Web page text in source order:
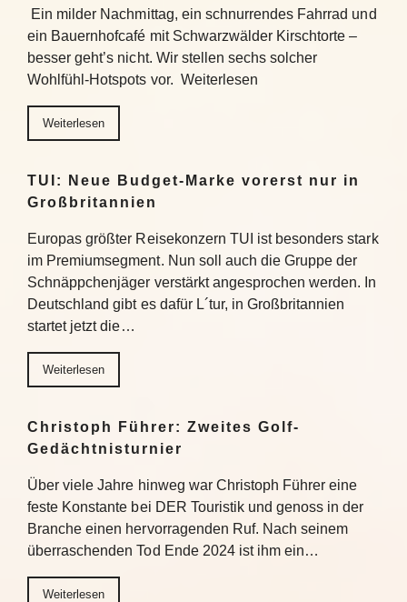
Ein milder Nachmittag, ein schnurrendes Fahrrad und
ein Bauernhofcafé mit Schwarzwälder Kirschtorte –
besser geht’s nicht. Wir stellen sechs solcher
Wohlfühl-Hotspots vor. Weiterlesen
Weiterlesen
TUI: Neue Budget-Marke vorerst nur in
Großbritannien
Europas größter Reisekonzern TUI ist besonders stark
im Premiumsegment. Nun soll auch die Gruppe der
Schnäppchenjäger verstärkt angesprochen werden. In
Deutschland gibt es dafür L´tur, in Großbritannien
startet jetzt die…
Weiterlesen
Christoph Führer: Zweites Golf-
Gedächtnisturnier
Über viele Jahre hinweg war Christoph Führer eine
feste Konstante bei DER Touristik und genoss in der
Branche einen hervorragenden Ruf. Nach seinem
überraschenden Tod Ende 2024 ist ihm ein…
Weiterlesen